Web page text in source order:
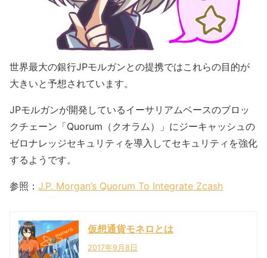
世界最大の銀行JPモルガンとの提携ではこれらの目的が
大きいと予想されています。
JPモルガンが開発しているイーサリアムベースのブロッ
クチェーン「Quorum（クオラム）」にジーキャッシュの
ゼロナレッジセキュリティを導入してセキュリティを強化
するようです。
参照： J.P. Morgan’s Quorum To Integrate Zcash
仮想通貨モネロとは
2017年9月8日